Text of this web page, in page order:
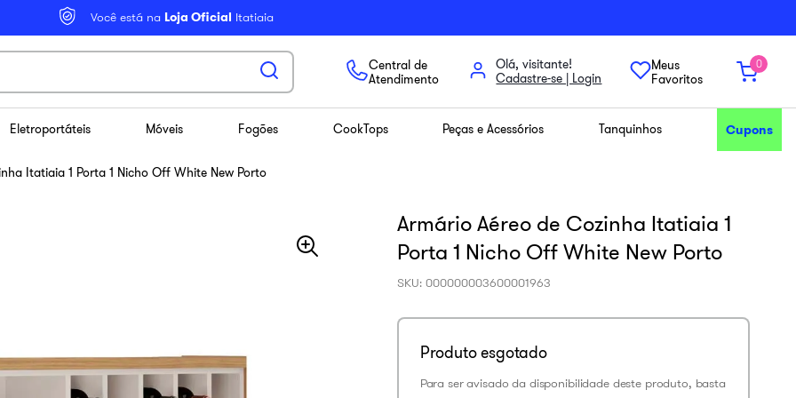
Você está na Loja Oficial Itatiaia
Central de
Atendimento
Olá, visitante!
Meus
Favoritos
0
Eletroportáteis Móveis Fogões CookTops Peças e Acessórios Tanquinhos Cupons
Itatiaia 1 Porta 1 Nicho Off White New Porto
Armário Aéreo de Cozinha Itatiaia 1
Porta 1 Nicho Off White New Porto
SKU:000000003600001963